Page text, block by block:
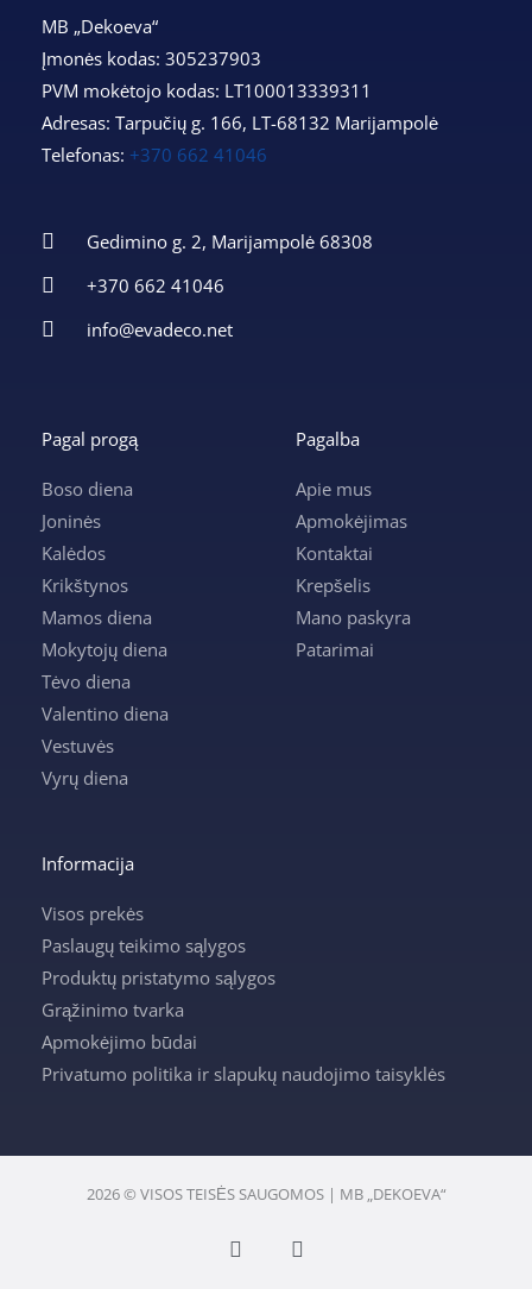
MB „Dekoeva“
Įmonės kodas: 305237903
PVM mokėtojo kodas: LT100013339311
Adresas: Tarpučių g. 166, LT-68132 Marijampolė
Telefonas: +370 662 41046
Gedimino g. 2, Marijampolė 68308
+370 662 41046
info@evadeco.net
Pagal progą
Boso diena
Joninės
Kalėdos
Krikštynos
Mamos diena
Mokytojų diena
Tėvo diena
Valentino diena
Vestuvės
Vyrų diena
Pagalba
Apie mus
Apmokėjimas
Kontaktai
Krepšelis
Mano paskyra
Patarimai
Informacija
Visos prekės
Paslaugų teikimo sąlygos
Produktų pristatymo sąlygos
Grąžinimo tvarka
Apmokėjimo būdai
Privatumo politika ir slapukų naudojimo taisyklės
2026 © VISOS TEISĖS SAUGOMOS | MB „DEKOEVA“
F I